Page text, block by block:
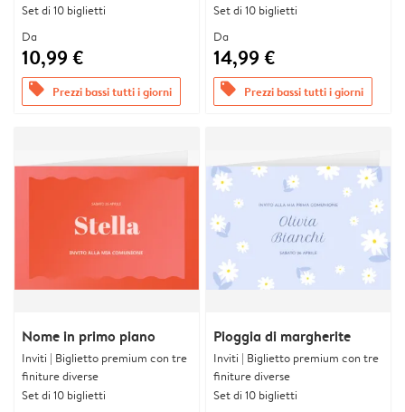
Set di 10 biglietti
Da
10,99 €
offers Prezzi bassi tutti i giorni
Set di 10 biglietti
Da
14,99 €
offers Prezzi bassi tutti i giorni
Nome in primo piano
Inviti | Biglietto premium con tre
finiture diverse
Set di 10 biglietti
Pioggia di margherite
Inviti | Biglietto premium con tre
finiture diverse
Set di 10 biglietti